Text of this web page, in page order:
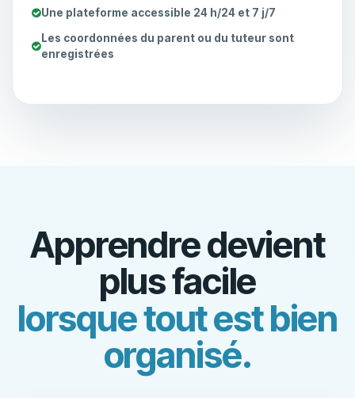
Une plateforme accessible 24 h/24 et 7 j/7
Les coordonnées du parent ou du tuteur sont
enregistrées
Apprendre devient
plus facile
lorsque tout est bien
organisé.